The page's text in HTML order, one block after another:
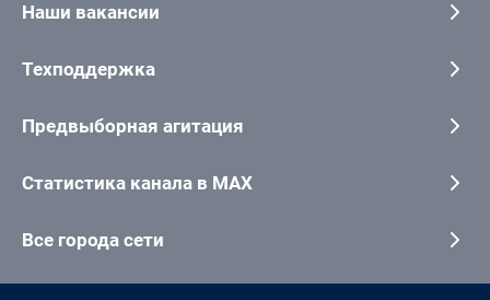
Наши вакансии
Техподдержка
Предвыборная агитация
Статистика канала в MAX
Все города сети